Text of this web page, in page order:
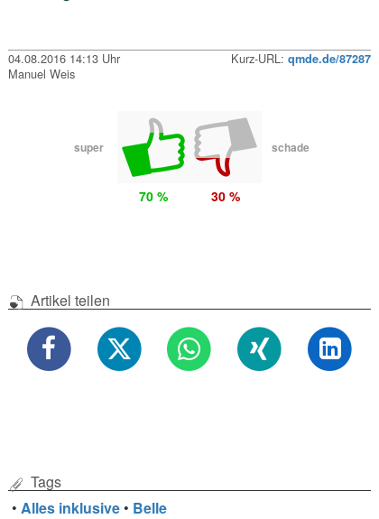
04.08.2016 14:13 Uhr Kurz-URL: qmde.de/87287
Manuel Weis
super schade
70 % 30 %
Artikel teilen
Tags
•Alles inklusive • Belle